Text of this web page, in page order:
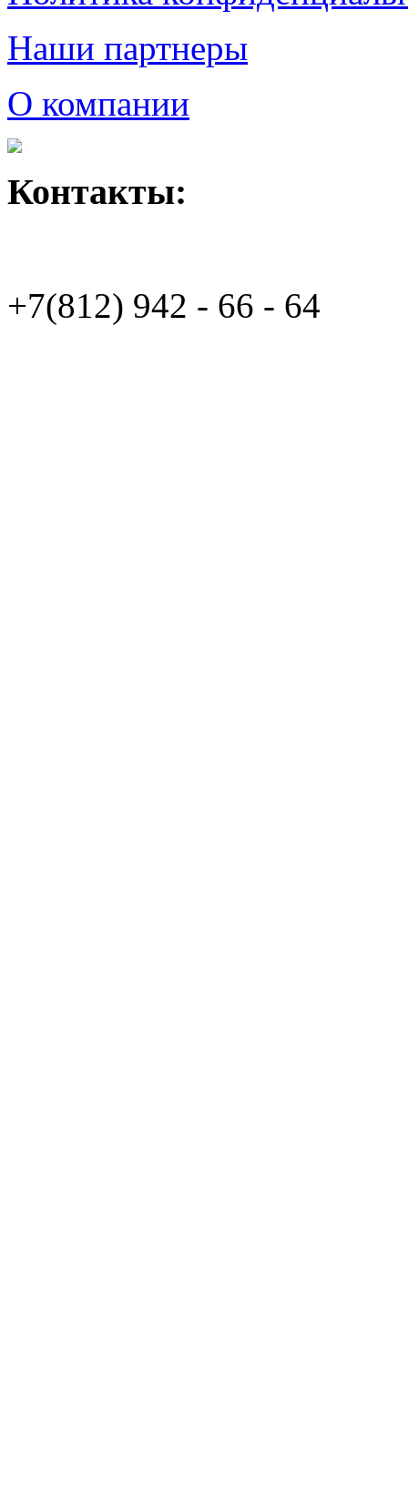
Наши партнеры
О компании
Контакты:
+7(812) 942 - 66 - 64